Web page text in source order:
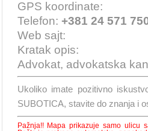
GPS koordinate:
Telefon: +381 24 571
Web sajt:
Kratak opis:
Advokat, advokatska
Ukoliko imate pozitivno
SUBOTICA, stavite do znanja i
Pažnja!! Mapa prikazuje samo ulicu